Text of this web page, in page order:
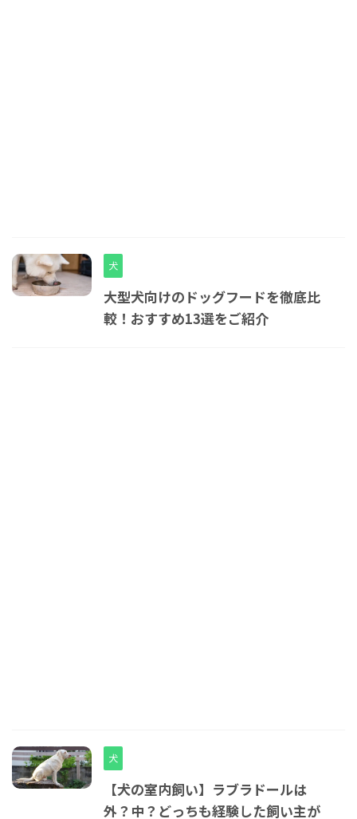
犬
大型犬向けのドッグフードを徹底比
較！おすすめ13選をご紹介
犬
【犬の室内飼い】ラブラドールは
外？中？どっちも経験した飼い主が